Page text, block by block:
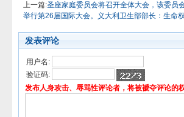
上一篇:圣座家庭委员会将召开全体大会，该委员
举行第26届国际大会。义大利卫生部部长：生命
发表评论
用户名:
验证码:
发布人身攻击、辱骂性评论者，将被褫夺评论的